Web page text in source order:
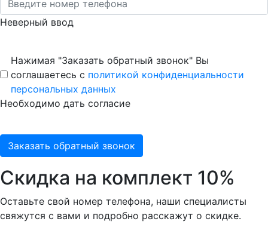
Неверный ввод
Нажимая "Заказать обратный звонок" Вы
соглашаетесь с политикой конфиденциальности
персональных данных
Необходимо дать согласие
Заказать обратный звонок
Скидка на комплект 10%
Оставьте свой номер телефона, наши специалисты
свяжутся с вами и подробно расскажут о скидке.